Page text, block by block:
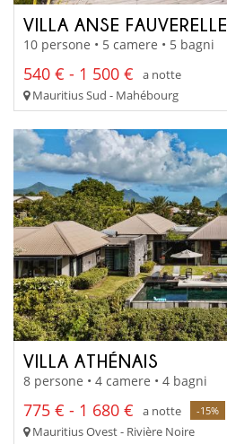
VILLA ANSE FAUVERELLE
10 persone • 5 camere • 5 bagni
540 € - 1 500 €
a notte
Mauritius Sud - Mahébourg
VILLA ATHÉNAIS
8 persone • 4 camere • 4 bagni
775 € - 1 680 € a notte -15%
Mauritius Ovest - Rivière Noire